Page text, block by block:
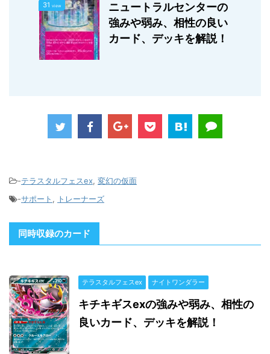
31 view
ニュートラルセンターの
強みや弱み、相性の良い
カード、デッキを解説！
-テラスタルフェスex, 変幻の仮面
-サポート , トレーナーズ
同時収録のカード
テラスタルフェスex ナイトワンダラー
キチキギスexの強みや弱み、相性の
良いカード、デッキを解説！